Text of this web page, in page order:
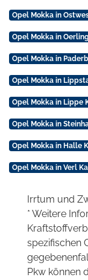
Opel Mokka in
Opel Mokka in
Opel Mokka in
Opel Mokka in
Opel Mokka in Lippe
Opel Mokka in
Opel Mokka in Halle
Opel Mokka in Verl
Irrtum und
* Weitere
spezifischen
Pkw können